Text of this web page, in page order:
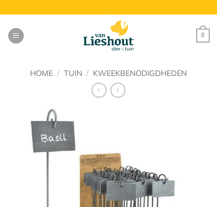
naar
inhoud
0
HOME / TUIN / KWEEKBENODIGDHEDEN